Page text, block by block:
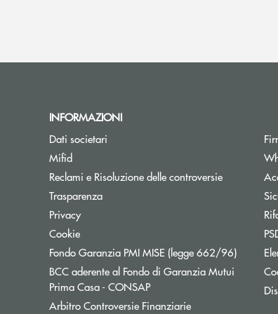
INFORMAZIONI
Dati societari
Mifid
Reclami e Risoluzione delle controversie
Trasparenza
Privacy
Cookie
Fondo Garanzia PMI MISE (legge 662/96)Apre
BCC aderente al Fondo di Garanzia Mutui
Prima Casa - CONSAPApre una nuova finestra
Arbitro Controversie FinanziarieApre una nuova